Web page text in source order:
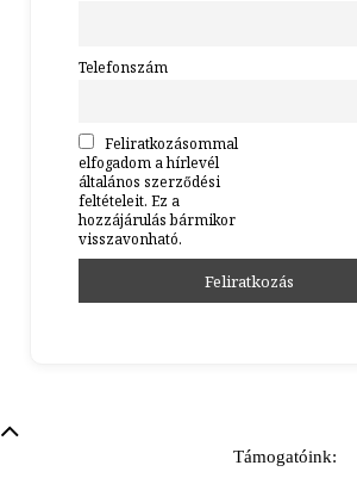
Telefonszám
Feliratkozásommal
elfogadom a hírlevél
általános szerződési
feltételeit. Ez a
hozzájárulás bármikor
visszavonható.
Támogatóink: